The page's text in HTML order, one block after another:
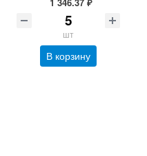
шт
В корзину